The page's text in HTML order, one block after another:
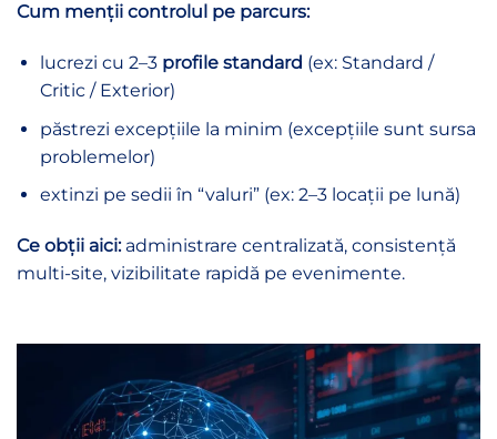
Cum menții controlul pe parcurs:
lucrezi cu 2–3 profile standard (ex: Standard /
Critic / Exterior)
păstrezi excepțiile la minim (excepțiile sunt sursa
problemelor)
extinzi pe sedii în “valuri” (ex: 2–3 locații pe lună)
Ce obții aici:administrare centralizată, consistență
multi-site, vizibilitate rapidă pe evenimente.